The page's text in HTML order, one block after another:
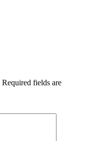
Required fields are